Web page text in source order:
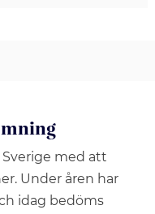
Sverige med att
Under åren har
idag bedöms